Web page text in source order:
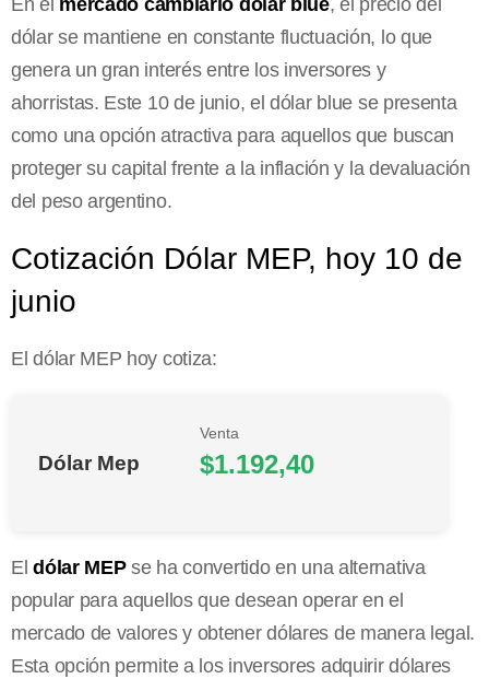
En el mercado cambiario dólar blue, el precio del
dólar se mantiene en constante fluctuación, lo que
genera un gran interés entre los inversores y
ahorristas. Este 10 de junio, el dólar blue se presenta
como una opción atractiva para aquellos que buscan
proteger su capital frente a la inflación y la devaluación
del peso argentino.
Cotización Dólar MEP, hoy 10 de
junio
El dólar MEP hoy cotiza:
Dólar Mep
Venta
$1.192,40
Eldólar MEPse ha convertido en una alternativa
popular para aquellos que desean operar en el
mercado de valores y obtener dólares de manera legal.
Esta opción permite a los inversores adquirir dólares